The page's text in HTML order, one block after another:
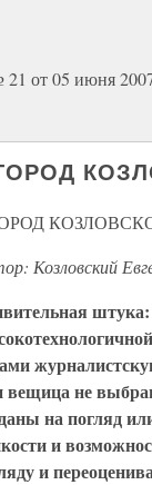
от 05 июня
Козловский
штука:
вещица не
на погляд
и
и